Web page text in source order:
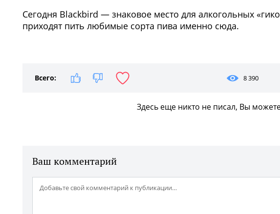
Сегодня Blackbird — знаковое место для алкогольных
приходят пить любимые сорта пива именно сюда.
Всего: 8 390
Здесь еще никто не писал, Вы
Ваш комментарий